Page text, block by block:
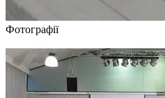
Фотографії